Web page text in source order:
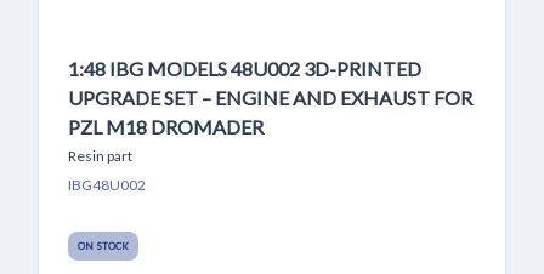
1:48 IBG MODELS 48U002 3D-PRINTED
UPGRADE SET – ENGINE AND EXHAUST FOR
PZL M18 DROMADER
Resin part
IBG48U002
ON STOCK